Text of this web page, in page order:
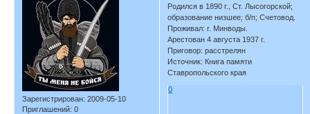
Зарегистрирован: 2009-05-10
Приглашений: 0
Родился в 1890 г., Ст. Лысогорской;
образование низшее; б/п; Счетовод.
Проживал: г. Минводы.
Арестован 4 августа 1937 г.
Приговор: расстрелян
Источник: Книга памяти
Ставропольского края
0